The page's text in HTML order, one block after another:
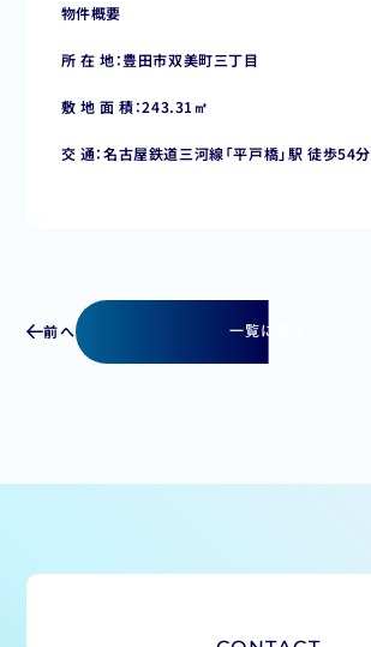
物件概要
所 在 地：豊田市双美町三丁目
敷 地 面 積：243.31㎡
交 通：名古屋鉄道三河線「平戸橋」駅 徒歩54分
前へ 一覧に戻る